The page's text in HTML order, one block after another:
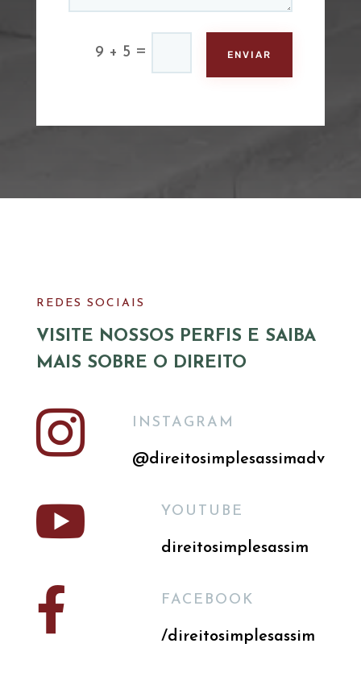
9 + 5 = ENVIAR
REDES SOCIAIS
VISITE NOSSOS PERFIS E SAIBA
MAIS SOBRE O DIREITO
 INSTAGRAM
@direitosimplesassimadv
 YOUTUBE
direitosimplesassim
 FACEBOOK
/direitosimplesassim